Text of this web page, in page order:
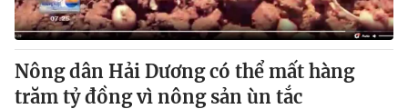
Nông dân Hải Dương có thể mất hàng
trăm tỷ đồng vì nông sản ùn tắc